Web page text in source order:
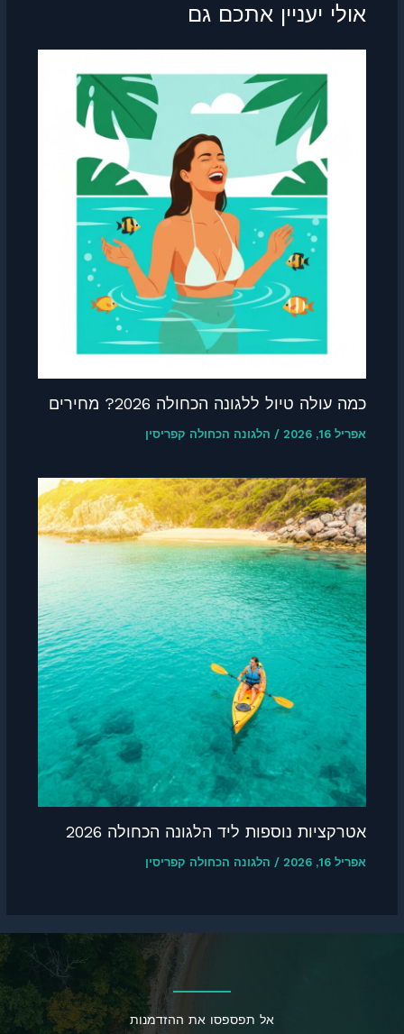
אולי יעניין אתכם גם
כמה עולה טיול ללגונה הכחולה 2026? מחירים
אפריל 16, 2026 /הלגונה הכחולה קפריסין
אטרקציות נוספות ליד הלגונה הכחולה 2026
אפריל 16, 2026 /הלגונה הכחולה קפריסין
אל תפספסו את ההזדמנות